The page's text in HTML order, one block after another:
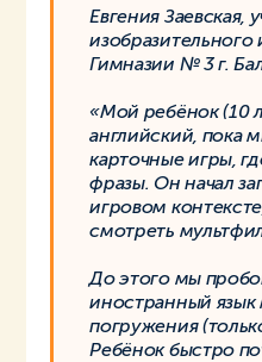
Евгения Заевская,
Гимназии № 3 г.
«Мой ребёнок (10
английский, пока
карточные игры,
фразы. Он начал
игровом
смотреть
До этого мы
иностранный
погружения
Ребёнок быстро